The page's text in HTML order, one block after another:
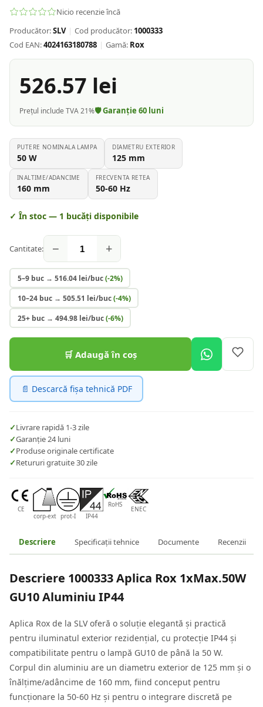
Nicio recenzie încă
Producător:SLV | Cod producător: 1000333
Cod EAN:4024163180788 | Gamă: Rox
526.57 lei
Prețul include TVA 21%🛡️ Garanție 60 luni
PUTERE NOMINALA LAMPA
50 W
DIAMETRU EXTERIOR
125 mm
INALTIME/ADANCIME
160 mm
FRECVENTA RETEA
50-60Hz
✓ În stoc — 1 bucăți disponibile
Cantitate: − +
5–9 buc→ 516.04lei/buc(-2%)
10–24 buc→ 505.51 lei/buc(-4%)
25+ buc→ 494.98lei/buc(-6%)
🛒 Adaugă în coș
📄 Descarcă fișa tehnică PDF
✓Livrare rapidă 1-3 zile
✓Garanție 24 luni
✓Produse originale certificate
✓Retururi gratuite 30 zile
CE
corp-ext prot-I IP44
RoHS
ENEC
Descriere Specificații tehnice Documente Recenzii
Descriere 1000333 Aplica Rox 1xMax.50W
GU10 Aluminiu IP44
Aplica Rox de la SLV oferă o soluție elegantă și practică
pentru iluminatul exterior rezidențial, cu protecție IP44 și
compatibilitate pentru o lampă GU10 de până la 50 W.
Corpul din aluminiu are un diametru exterior de 125 mm și o
înălțime/adâncime de 160 mm, fiind conceput pentru
funcționare la 50-60 Hz și pentru o integrare discretă pe